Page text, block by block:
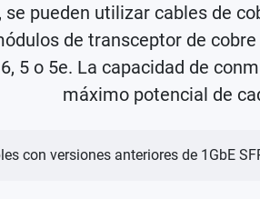
pueden utilizar cables de
de transceptor de
5 o 5e. La capacidad de
máximo potencial de
con versiones anteriores de 1GbE